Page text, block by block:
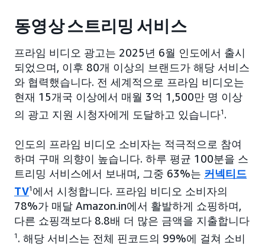
동영상 스트리밍 서비스
프라임 비디오 광고는 2025년 6월 인도에서 출시
되었으며, 이후 80개 이상의 브랜드가 해당 서비스
와 협력했습니다. 전 세계적으로 프라임 비디오는
현재 15개국 이상에서 매월 3억 1,500만 명 이상
의 광고 지원 시청자에게 도달하고 있습니다1 .
인도의 프라임 비디오 소비자는 적극적으로 참여
하며 구매 의향이 높습니다. 하루 평균 100분을 스
트리밍 서비스에서 보내며, 그중 63%는 커넥티드
TV1 에서 시청합니다. 프라임 비디오 소비자의
78%가 매달 Amazon.in에서 활발하게 쇼핑하며,
다른 쇼핑객보다 8.8배 더 많은 금액을 지출합니다
1 . 해당 서비스는 전체 핀코드의 99%에 걸쳐 소비